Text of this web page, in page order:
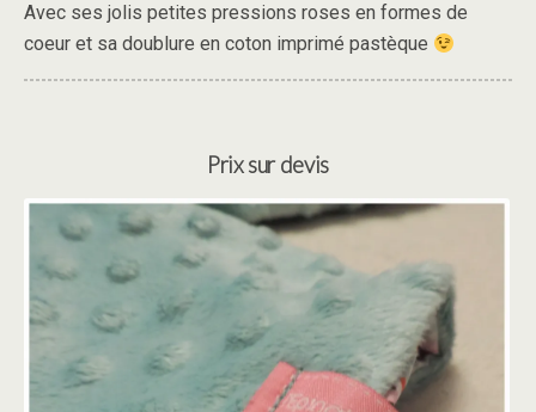
Avec ses jolis petites pressions roses en formes de
coeur et sa doublure en coton imprimé pastèque
Prix sur devis